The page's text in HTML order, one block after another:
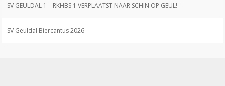
SV GEULDAL 1 – RKHBS 1 VERPLAATST NAAR SCHIN OP GEUL!
SV Geuldal Biercantus 2026